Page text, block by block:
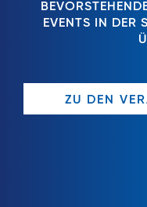
EVENTS IN DER
ZU DEN